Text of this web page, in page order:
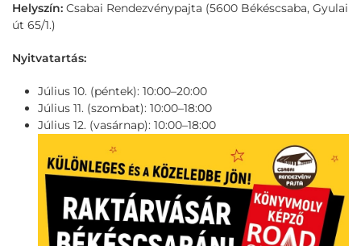
Helyszín: Csabai Rendezvénypajta (5600 Békéscsaba, Gyulai
út 65/1.)
Nyitvatartás:
Július 10. (péntek): 10:00–20:00
Július 11. (szombat): 10:00–18:00
Július 12. (vasárnap): 10:00–18:00